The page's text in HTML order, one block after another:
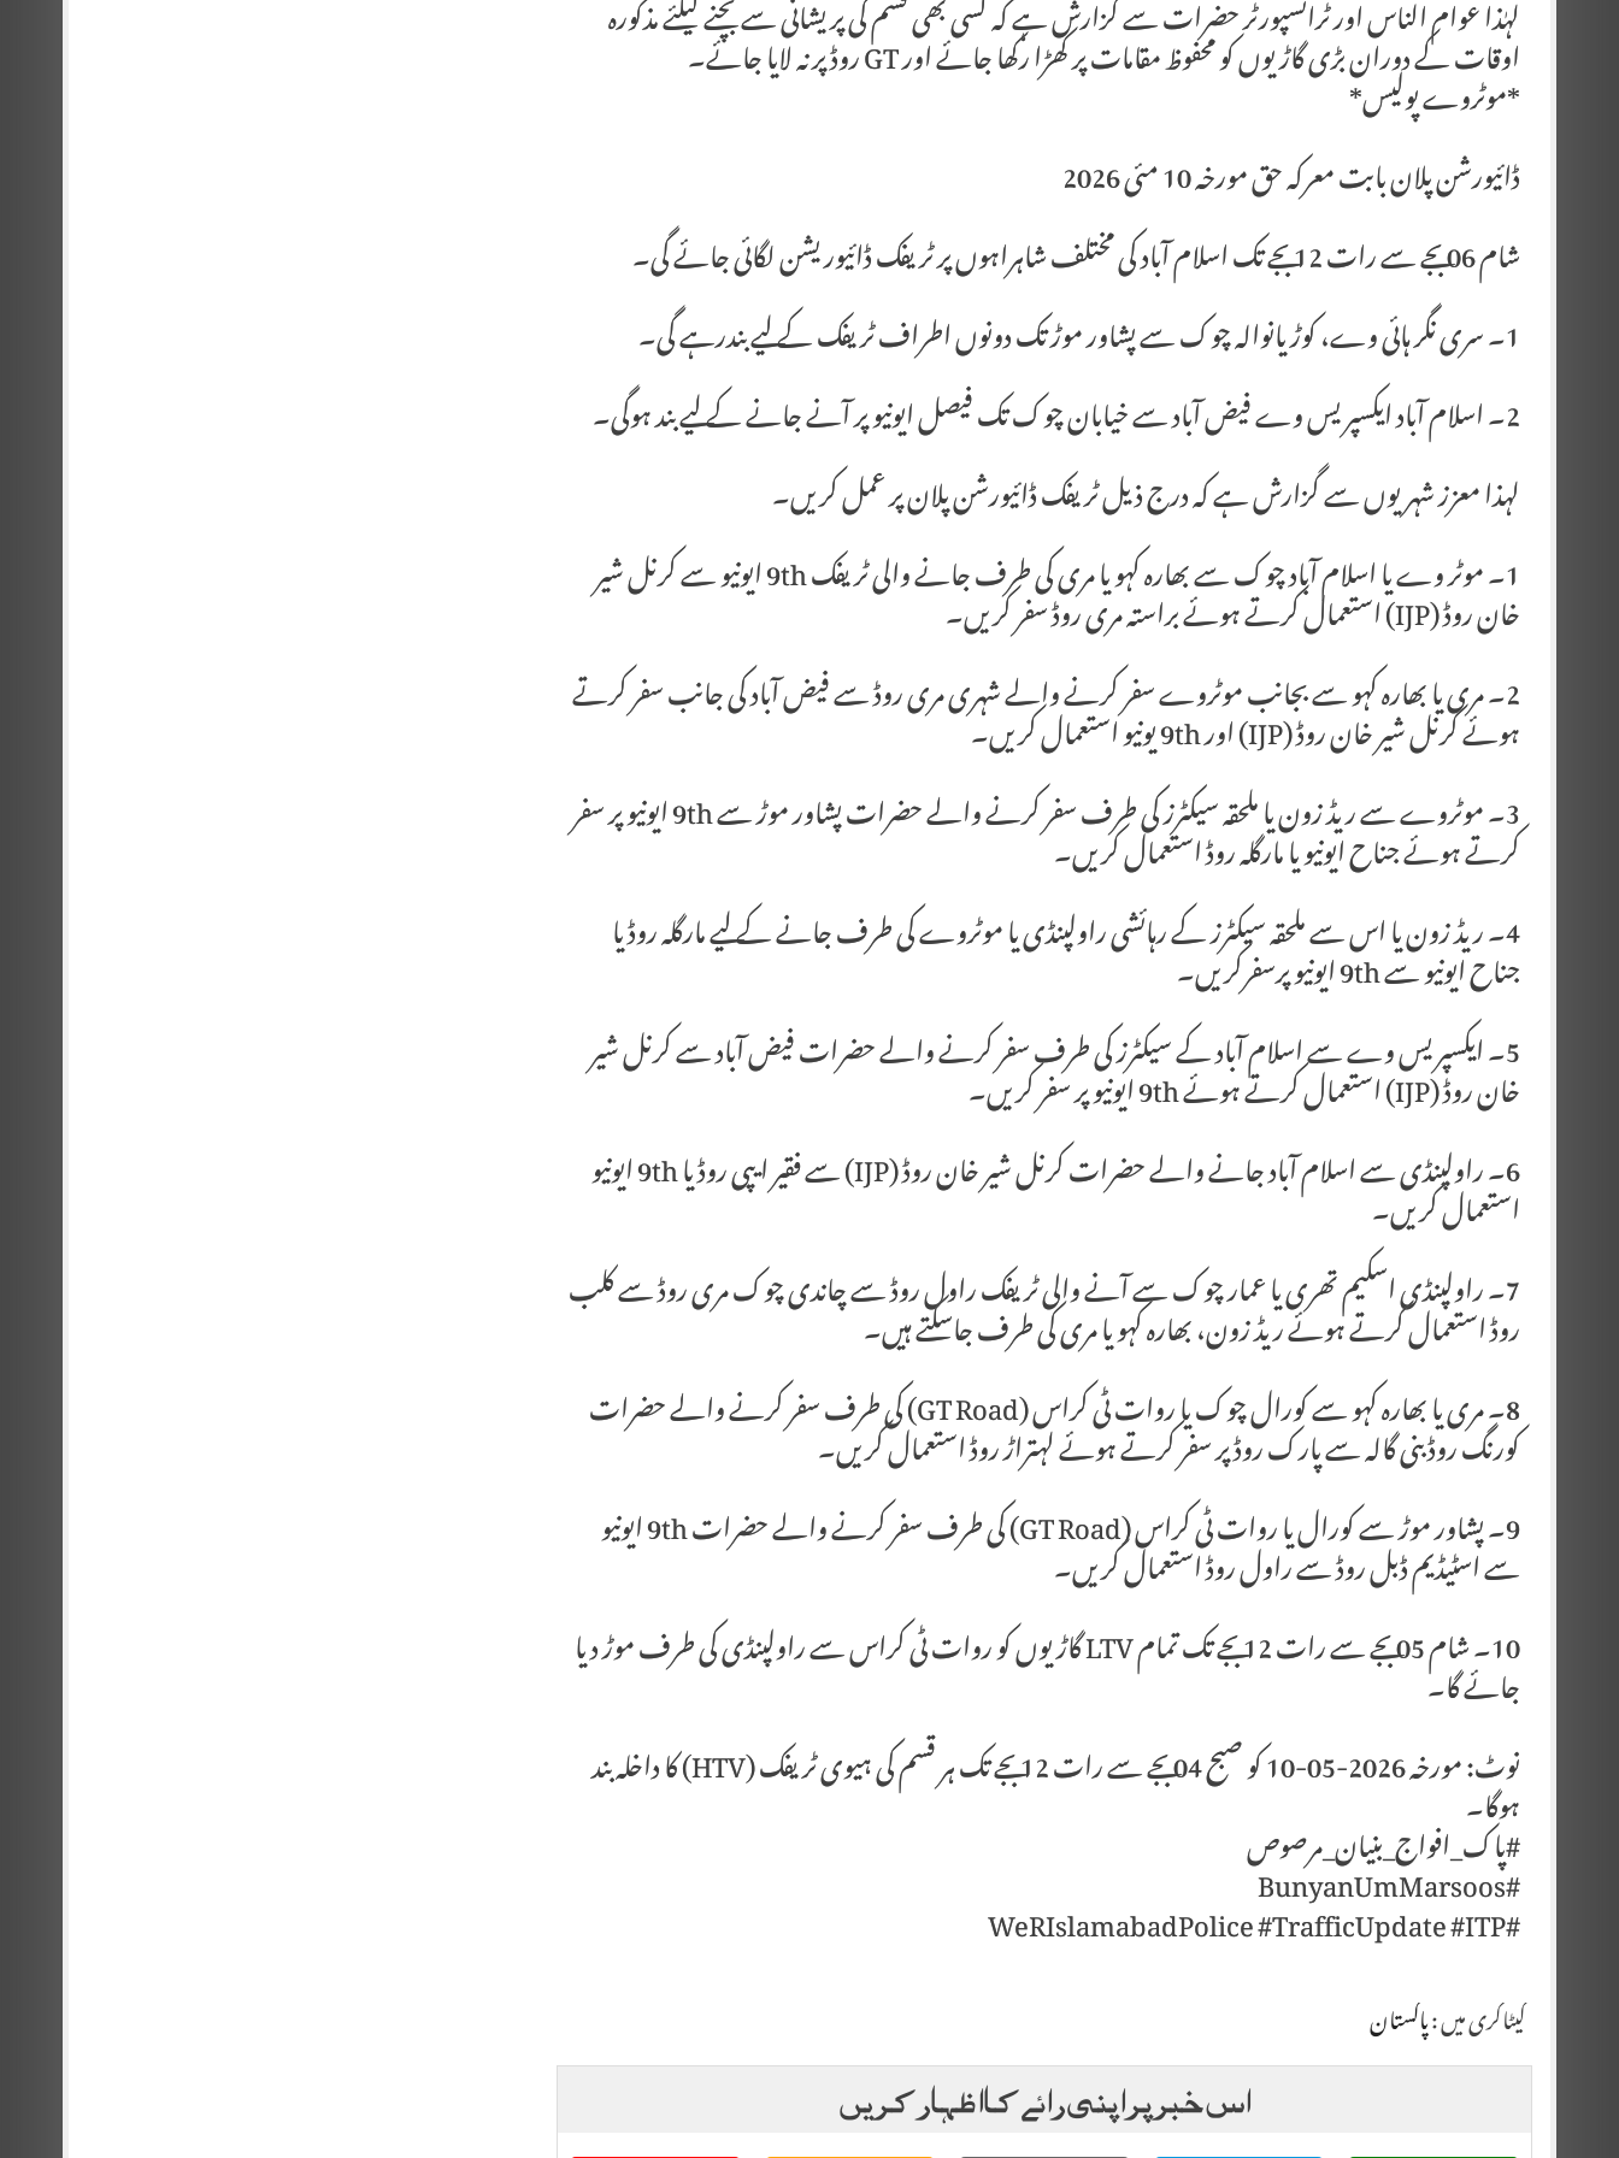
لہٰذا عوام الناس اور ٹرانسپورٹر حضرات سے گزارش ہے کہ کسی بھی قسم کی پریشانی سے بچنے کیلئے مذکورہ
اوقات کے دوران بڑی گاڑیوں کو محفوظ مقامات پر کھڑا رکھا جائے اور GT روڈ پر نہ لایا جائے۔
*موٹروے پولیس*
ڈائیورشن پلان بابت معرکه حق مورخہ 10 مئی 2026
شام 06 بجے سے رات 12 بجے تک اسلام آباد کی مختلف شاہراہوں پر ٹریفک ڈائیوریشن لگائی جائے گی۔
1۔ سری نگر ہائی وے، کوڑیانوالہ چوک سے پشاور موڑ تک دونوں اطراف ٹریفک کے لیے بندرہے گی۔
2۔ اسلام آباد ایکسپریس وے فیض آباد سے خیابان چوک تک فیصل ایونیو پر آنے جانے کے لیے بند ہوگی۔
لہذا معزز شہریوں سے گزارش ہے کہ درج ذیل ٹریفک ڈائیورشن پلان پر عمل کریں۔
1۔ موٹر وے یا اسلام آباد چوک سے بھارہ کہو یا مری کی طرف جانے والی ٹریفک 9th ایونیو سے کرنل شیر
خان روڈ (IJP) استعمال کرتے ہوئے براستہ مری روڈ سفر کریں۔
2۔ مری یا بھارہ کہو سے بجانب موٹروے سفر کرنے والے شہری مری روڈ سے فیض آباد کی جانب سفر کرتے
ہوئے کرنل شیر خان روڈ (IJP) اور 9th یونیو استعمال کریں۔
3۔ موٹروے سے ریڈ زون یا ملحقہ سیکٹرز کی طرف سفر کرنے والے حضرات پشاور موڑ سے 9th ایونیو پر سفر
کرتے ہوئے جناح ایونیو یا مارگلہ روڈ استعمال کریں۔
4۔ ریڈ زون یا اس سے ملحقہ سیکٹرز کے رہائشی راولپنڈی یا موٹروے کی طرف جانے کے لیے مارگلہ روڈ یا
جناح ایونیو سے 9th ایونیو پرسفرکریں۔
5۔ ایکسپریس وے سے اسلام آباد کے سیکٹرز کی طرف سفر کرنے والے حضرات فیض آباد سے کرنل شیر
خان روڈ (IJP) استعمال کرتے ہوئے 9th ایونیو پر سفر کریں۔
6۔ راولپنڈی سے اسلام آباد جانے والے حضرات کرنل شیر خان روڈ (IJP) سے فقیر ایپی روڈ یا 9th ایونیو
استعمال کریں۔
7۔ راولپنڈی اسکیم تھری یا عمار چوک سے آنے والی ٹریفک راول روڈ سے چاندی چوک مری روڈ سے کلب
روڈ استعمال کرتے ہوئے ریڈ زون، بھارہ کہو یا مری کی طرف جاسکتے ہیں۔
8۔ مری یا بھارہ کہو سے کورال چوک یا روات ٹی کراس (GT Road) کی طرف سفر کرنے والے حضراتکورنگ روڈ بنی گالہ سے پارک روڈ پر سفر کرتے ہوئے لہتراڑ روڈ استعمال کریں۔
9۔ پشاور موڑ سے کورال یا روات ٹی کراس (GT Road) کی طرف سفر کرنے والے حضرات 9th ایونیو
سے اسٹیڈیم ڈبل روڈ سے راول روڈ استعمال کریں۔
10۔ شام 05 بجے سے رات 12 بجے تک تمام LTV گاڑیوں کو روات ٹی کراس سے راولپنڈی کی طرف موڑ دیا
جائے گا۔
نوٹ: مورخہ 2026-05-10 کو صبح 04 بجے سے رات 12 بجے تک ہر قسم کی ہیوی ٹریفک (HTV) کا داخلہ بند
ہوگا۔
#پاک_افواج_بنیان_مرصوص
#BunyanUmMarsoos
#WeRIslamabadPolice #TrafficUpdate #ITP
کیٹاگری میں :پاکستان
اس خبر پر اپنی رائے کا اظہار کریں